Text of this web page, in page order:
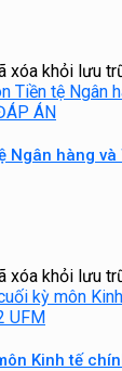
xóa khỏi lưu
Ngân hàng
xóa khỏi lưu
Kinh tế